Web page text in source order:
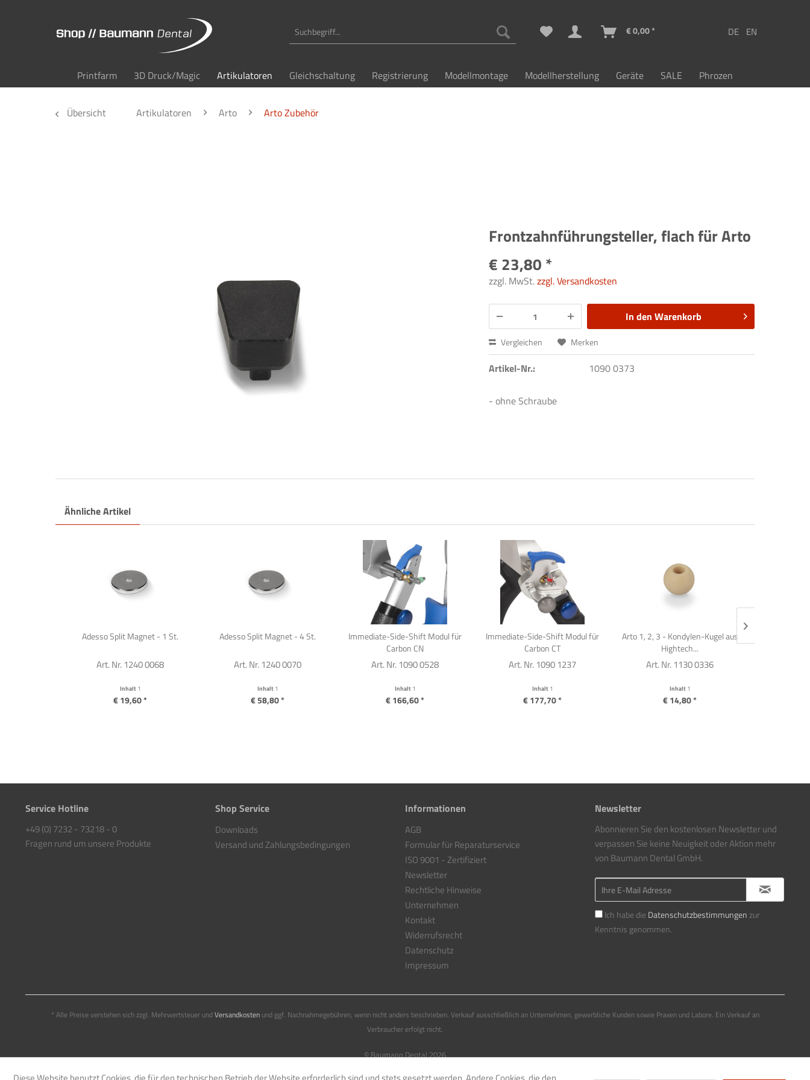
€ 0,00 *
Printfarm 3D Druck/Magic Artikulatoren Gleichschaltung Registrierung Modellmontage Modellherstellung Geräte SALE Phrozen
Übersicht Artikulatoren Arto Arto Zubehör
Frontzahnführungsteller, flach für Arto
€ 23,80 *
zzgl. MwSt.zzgl. Versandkosten
In den Warenkorb
Vergleichen Merken
Artikel-Nr.: 1090 0373
- ohne Schraube
Ähnliche Artikel
Adesso Split Magnet - 1 St.
Art. Nr. 1240 0068
Inhalt 1
€ 19,60 *
Adesso Split Magnet - 4 St.
Art. Nr. 1240 0070
Inhalt 1
€ 58,80 *
Immediate-Side-Shift Modul für
Carbon CN
Art. Nr. 1090 0528
Inhalt 1
€ 166,60 *
Immediate-Side-Shift Modul für
Carbon CT
Art. Nr. 1090 1237
Inhalt 1
€ 177,70 *
Arto 1, 2, 3 - Kondylen-Kugel aus
Hightech...
Art. Nr. 1130 0336
Inhalt 1
€ 14,80 *
Service Hotline
+49 (0) 7232 - 73218 - 0
Fragen rund um unsere Produkte
Shop Service
Downloads
Versand und Zahlungsbedingungen
Informationen
AGB
Formular für Reparaturservice
ISO 9001 - Zertifiziert
Newsletter
Rechtliche Hinweise
Unternehmen
Kontakt
Widerrufsrecht
Datenschutz
Impressum
Newsletter
Abonnieren Sie den kostenlosen Newsletter und
verpassen Sie keine Neuigkeit oder Aktion mehr
von Baumann Dental GmbH.
Ich habe dieDatenschutzbestimmungenzur
Kenntnis genommen.
* Alle Preise verstehen sich zzgl. Mehrwertsteuer undVersandkostenund ggf. Nachnahmegebühren, wenn nicht anders beschrieben. Verkauf ausschließlich an Unternehmen, gewerbliche Kunden sowie Praxen und Labore. Ein Verkauf an
Verbraucher erfolgt nicht.
© Baumann Dental 2026